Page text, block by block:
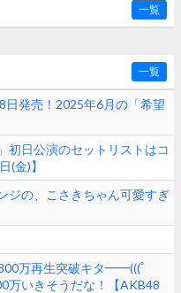
一覧
一覧
日発売！2025年6月の「希望
初日公演のセットリストはコ
(金)】
ジの、こさきちゃん可愛すぎ
万再生突破キタ━━(((ﾟ
いきそうだな！【AKB48